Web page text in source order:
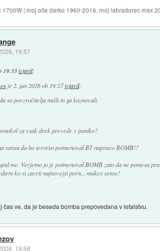
1700W | moj oče darko 1960-2016, moj labradorec max
19:57
19:33 izjavil:
je 2. jun 2026 ob 19:27 izjavil:
so povzročitelja našli in ga kaznovali.
za vsak drek prevede v paniko?
sansa da bo terorist poimenoval BT napravo BOMB!?
me. Verjetno jo je poimenoval BOMB zato da ne pomesa
ko si zavrti najnovejsi porn... makes sense!
čas ve, da je beseda bomba prepovedana v letalstvu.
19:58